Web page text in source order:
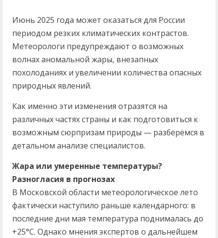
Июнь 2025 года может оказаться для России
периодом резких климатических контрастов.
Метеорологи предупреждают о возможных
волнах аномальной жары, внезапных
похолоданиях и увеличении количества опасных
природных явлений.
Как именно эти изменения отразятся на
различных частях страны и как подготовиться к
возможным сюрпризам природы — разберёмся в
детальном анализе специалистов.
Жара или умеренные температуры?
Разногласия в прогнозах
В Московской области метеорологическое лето
фактически наступило раньше календарного: в
последние дни мая температура поднималась до
+25°C. Однако мнения экспертов о дальнейшем